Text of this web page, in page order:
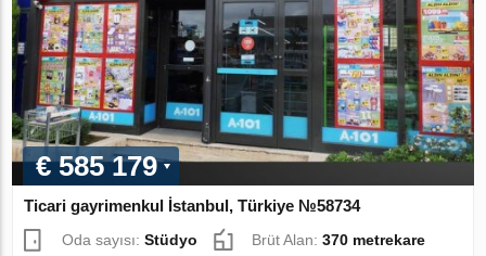
€ 585 179
Ticari gayrimenkul İstanbul, Türkiye №58734
Oda sayısı:Stüdyo Brüt Alan:370 metrekare